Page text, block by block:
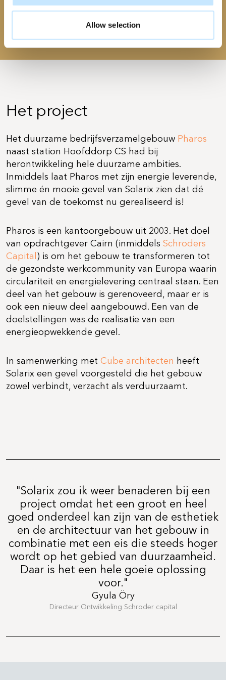
Allow selection
Het project
Het duurzame bedrijfsverzamelgebouw Pharos
naast station Hoofddorp CS had bij
herontwikkeling hele duurzame ambities.
Inmiddels laat Pharos met zijn energie leverende,
slimme én mooie gevel van Solarix zien dat dé
gevel van de toekomst nu gerealiseerd is!
Pharos is een kantoorgebouw uit 2003. Het doel
van opdrachtgever Cairn (inmiddels Schroders
Capital ) is om het gebouw te transformeren tot
de gezondste werkcommunity van Europa waarin
circulariteit en energielevering centraal staan. Een
deel van het gebouw is gerenoveerd, maar er is
ook een nieuw deel aangebouwd. Een van de
doelstellingen was de realisatie van een
energieopwekkende gevel.
In samenwerking met Cube architecten heeft
Solarix een gevel voorgesteld die het gebouw
zowel verbindt, verzacht als verduurzaamt.
"Solarix zou ik weer benaderen bij een
project omdat het een groot en heel
goed onderdeel kan zijn van de esthetiek
en de architectuur van het gebouw in
combinatie met een eis die steeds hoger
wordt op het gebied van duurzaamheid.
Daar is het een hele goeie oplossing
voor."
Gyula Öry
Directeur Ontwikkeling Schroder capital